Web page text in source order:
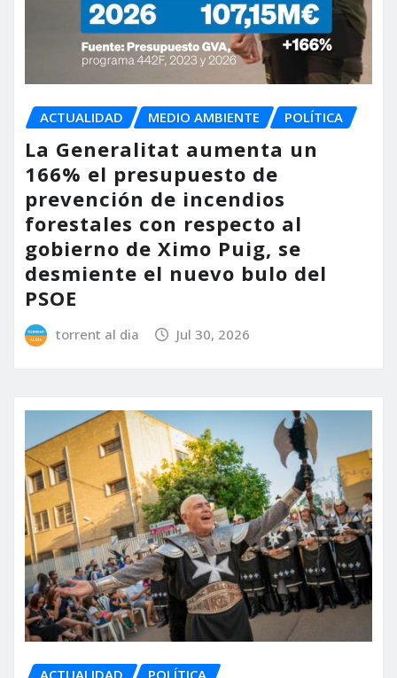
ACTUALIDAD MEDIO AMBIENTE POLÍTICA
La Generalitat aumenta un
166% el presupuesto de
prevención de incendios
forestales con respecto al
gobierno de Ximo Puig, se
desmiente el nuevo bulo del
PSOE
torrent al dia Jul 30, 2026